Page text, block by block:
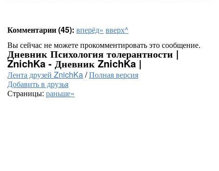
Комментарии (45): вперёд» вверх^
Вы сейчас не можете прокомментировать это сообщение.
Дневник Психология толерантности |
ZnichKa - Дневник ZnichKa |
Лента друзей ZnichKa/Полная версия
Добавить в друзья
Страницы: раньше»